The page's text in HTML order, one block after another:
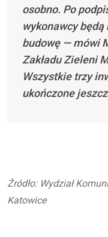
osobno. Po
wykonawcy
budowę — mówi
Zakładu Zieleni
Wszystkie trzy
ukończone
Źródło: Wydział
Katowice